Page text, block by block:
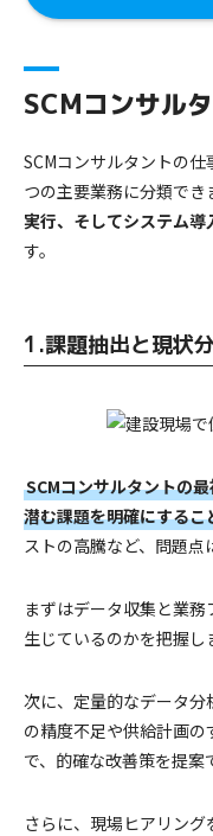
SCMコンサル
SCMコンサルタントの
つの主要業務に分類でき
実行、そしてシステム
す。
1.課題抽出と現状
SCMコンサルタントの
潜む課題を明確にするこ
ストの高騰など、問題点
まずはデータ収集と業
生じているのかを把握し
次に、定量的なデータ
の精度不足や供給計画
で、的確な改善策を提案
さらに、現場ヒアリン